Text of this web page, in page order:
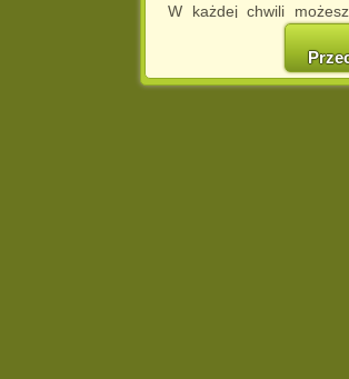
W każdej chwili
cookies w swojej
w naszej
http://chomikuj.pl/